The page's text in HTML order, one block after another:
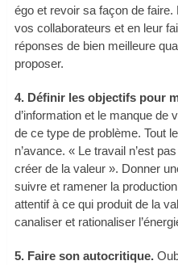
égo et revoir sa façon de
vos collaborateurs et en leur
réponses de bien meilleure
proposer.
4. Définir les objectifs pour
d’information et le manque de
de ce type de problème. Tout
n’avance. « Le travail n’est
créer de la valeur ». Donner
suivre et ramener la
attentif à ce qui produit de la
canaliser et rationaliser
5. Faire son autocritique.